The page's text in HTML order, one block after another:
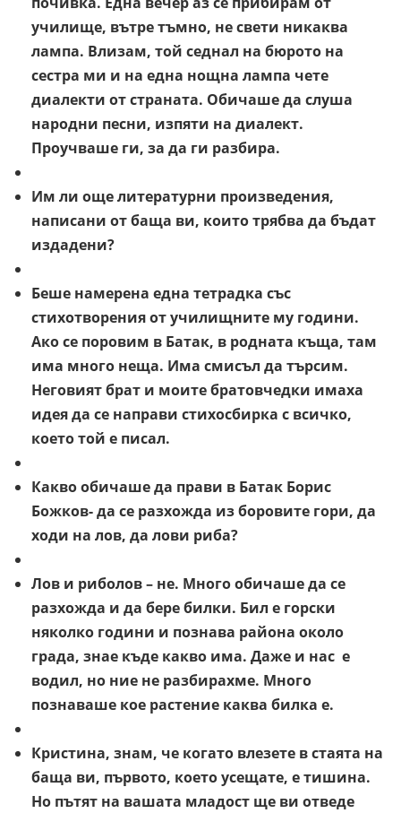
училище, вътре тъмно, не свети никаква
лампа. Влизам, той седнал на бюрото на
сестра ми и на една нощна лампа чете
диалекти от страната. Обичаше да слуша
народни песни, изпяти на диалект.
Проучваше ги, за да ги разбира.
Им ли още литературни произведения,
написани от баща ви, които трябва да бъдат
издадени?
Беше намерена една тетрадка със
стихотворения от училищните му години.
Ако се поровим в Батак, в родната къща, там
има много неща. Има смисъл да търсим.
Неговият брат и моите братовчедки имаха
идея да се направи стихосбирка с всичко,
което той е писал.
Какво обичаше да прави в Батак Борис
Божков- да се разхожда из боровите гори, да
ходи на лов, да лови риба?
Лов и риболов – не. Много обичаше да се
разхожда и да бере билки. Бил е горски
няколко години и познава района около
града, знае къде какво има. Даже и нас е
водил, но ние не разбирахме. Много
познаваше кое растение каква билка е.
Кристина, знам, че когато влезете в стаята на
баща ви, първото, което усещате, е тишина.
Но пътят на вашата младост ще ви отведе